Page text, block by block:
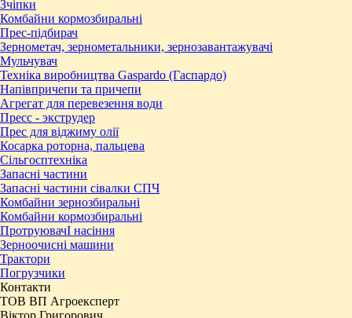
Зчіпки
Комбайни кормозбиральні
Прес-підбирач
Зернометач, зернометальники, зернозавантажувачі
Мульчувач
Техніка виробництва Gaspardo (Гаспардо)
Напівпричепи та причепи
Агрегат для перевезення води
Пресc - экструдер
Прес для віджиму олії
Косарка роторна, пальцева
Сільгосптехніка
Запасні частини
Запасні частини сівалки СПЧ
Комбайни зернозбиральні
Комбайни кормозбиральні
ПротруювачІ насіння
Зерноочисні машини
Трактори
Погрузчики
Контакти
ТОВ ВП Агроексперт
Віктор Григорович